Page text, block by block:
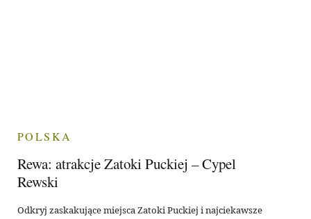
POLSKA
Rewa: atrakcje Zatoki Puckiej – Cypel
Rewski
Odkryj zaskakujące miejsca Zatoki Puckiej i najciekawsze